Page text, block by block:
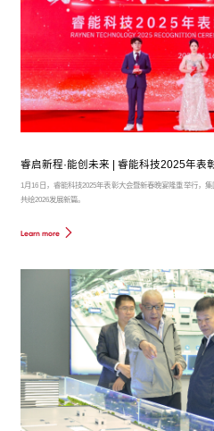
睿启新程·能创未来 | 睿能科技2025年表
1月16日，睿能科技2025年表彰大会暨新春晚宴隆重举行，
共绘2026发展新篇。
Learn more